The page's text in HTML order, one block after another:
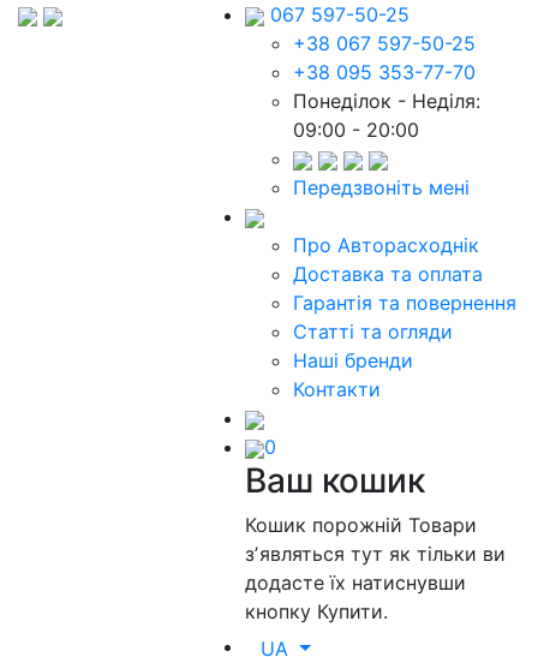
067 597-50-25
+38 067 597-50-25
+38 095 353-77-70
Понеділок - Неділя:
09:00 - 20:00
Передзвоніть мені
Про Авторасходнік
Доставка та оплата
Гарантія та повернення
Статті та огляди
Наші бренди
Контакти
0
Ваш кошик
Кошик порожнійТовари
зʼявляться тут як тільки ви
додасте їх натиснувши
кнопку Купити.
UA